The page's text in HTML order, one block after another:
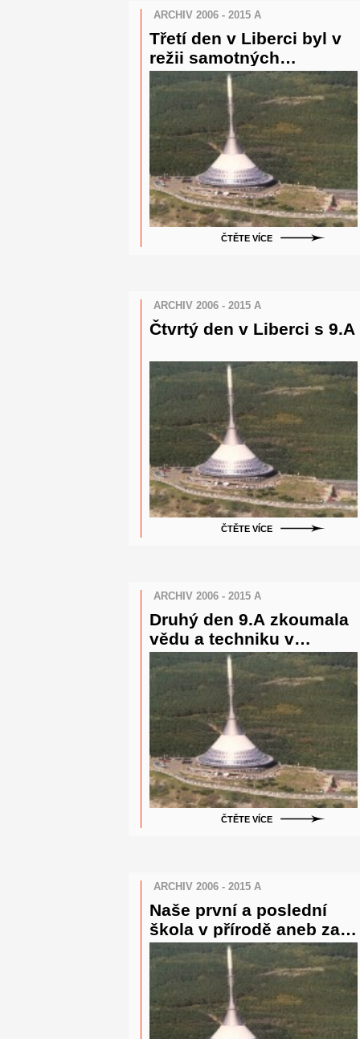
ARCHIV 2006 - 2015 A
Třetí den v Liberci byl v
režii samotných
deváťáků
ČTĚTE VÍCE
ARCHIV 2006 - 2015 A
Čtvrtý den v Liberci s 9.A
ČTĚTE VÍCE
ARCHIV 2006 - 2015 A
Druhý den 9.A zkoumala
vědu a techniku v
Babylonu a relaxovala v
aquaparku.
ČTĚTE VÍCE
ARCHIV 2006 - 2015 A
Naše první a poslední
škola v přírodě aneb za
vědou, technikou,
sportem a zvířátky do
Liberce - 9.A